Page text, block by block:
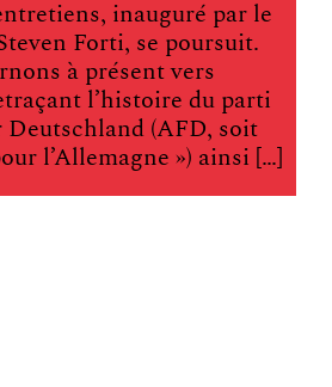
inauguré par le
Forti, se poursuit.
à présent vers
l’histoire du parti
(AFD, soit
l’Allemagne ») ainsi […]